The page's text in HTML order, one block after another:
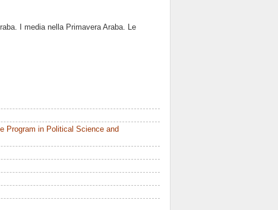
I media nella Primavera Araba. Le
Program in Political Science and